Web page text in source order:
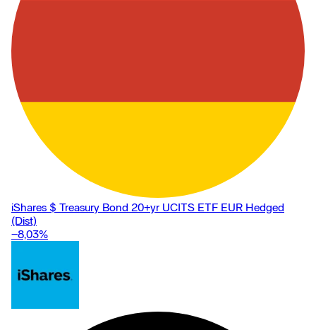
iShares $ Treasury Bond 20+yr UCITS ETF EUR Hedged
(Dist)
−8,03%